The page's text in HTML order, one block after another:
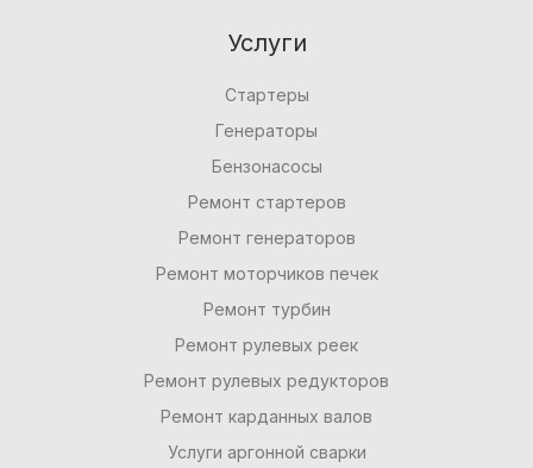
Услуги
Стартеры
Генераторы
Бензонасосы
Ремонт стартеров
Ремонт генераторов
Ремонт моторчиков печек
Ремонт турбин
Ремонт рулевых реек
Ремонт рулевых редукторов
Ремонт карданных валов
Услуги аргонной сварки